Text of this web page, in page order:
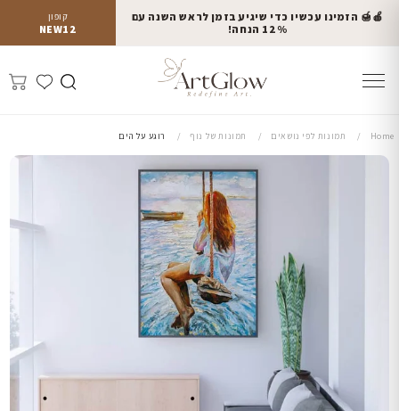
קופון
NEW12
🍎🍯 הזמינו עכשיו כדי שיגיע בזמן לראש השנה עם
12% הנחה!
Home תמונות לפי נושאים תמונות של נוף רוגע על הים